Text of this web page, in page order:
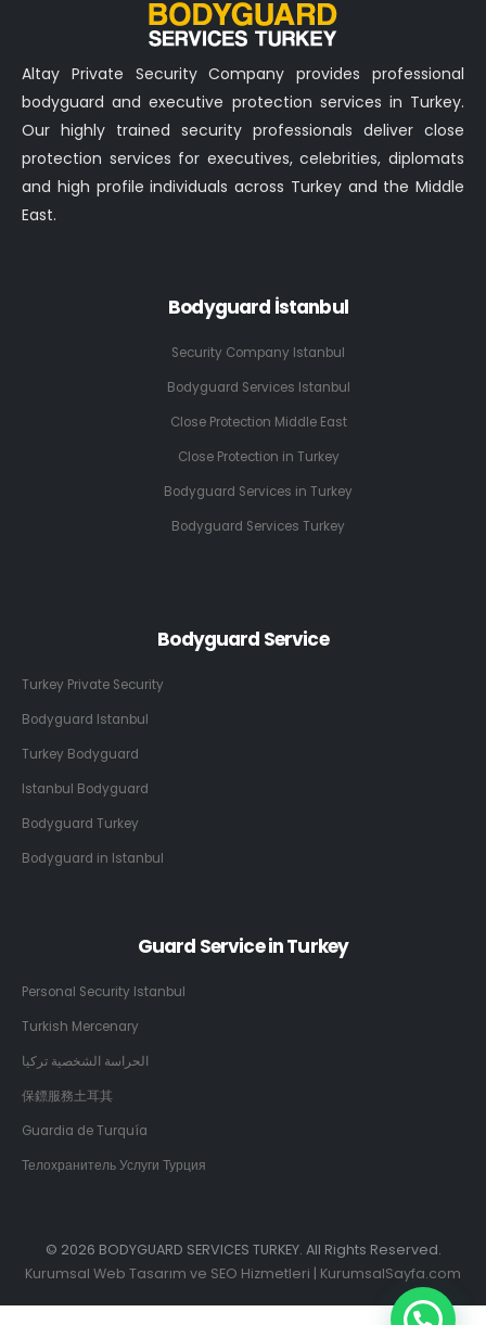
Altay Private Security Company provides professional
bodyguard and executive protection services in Turkey.
Our highly trained security professionals deliver close
protection services for executives, celebrities, diplomats
and high profile individuals across Turkey and the Middle
East.
Bodyguard İstanbul
Security Company Istanbul
Bodyguard Services Istanbul
Close Protection Middle East
Close Protection in Turkey
Bodyguard Services in Turkey
Bodyguard Services Turkey
Bodyguard Service
Turkey Private Security
Bodyguard Istanbul
Turkey Bodyguard
Istanbul Bodyguard
Bodyguard Turkey
Bodyguard in Istanbul
Guard Service in Turkey
Personal Security Istanbul
Turkish Mercenary
الحراسة الشخصية تركيا
保鏢服務土耳其
Guardia de Turquía
Телохранитель Услуги Турция
© 2026 BODYGUARD SERVICES TURKEY. All Rights Reserved.
Kurumsal Web Tasarım ve SEO Hizmetleri | KurumsalSayfa.com